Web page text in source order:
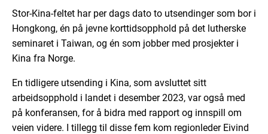
Stor-Kina-feltet har per dags dato to utsendinger som bor i
Hongkong, én på jevne korttidsopphold på det lutherske
seminaret i Taiwan, og én som jobber med prosjekter i
Kina fra Norge.
En tidligere utsending i Kina, som avsluttet sitt
arbeidsopphold i landet i desember 2023, var også med
på konferansen, for å bidra med rapport og innspill om
veien videre. I tillegg til disse fem kom regionleder Eivind